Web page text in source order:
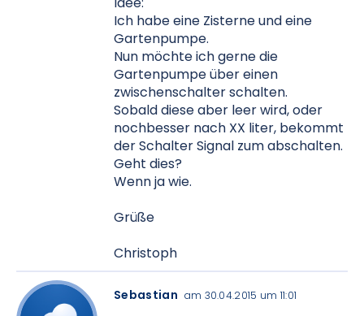
Ich habe eine Zisterne und eine
Gartenpumpe.
Nun möchte ich gerne die
Gartenpumpe über einen
zwischenschalter schalten.
Sobald diese aber leer wird, oder
nochbesser nach XX liter, bekommt
der Schalter Signal zum abschalten.
Geht dies?
Wenn ja wie.
Grüße
Christoph
Sebastian am 30.04.2015 um 11:01